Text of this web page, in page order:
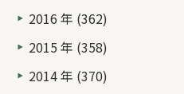
2016 年 (362)
2015 年 (358)
2014 年 (370)